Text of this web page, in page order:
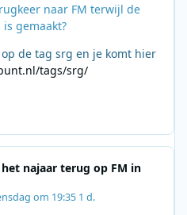
naar FM terwijl de
gemaakt?
de tag srg en je komt hier
tags/srg/
het najaar terug op FM in
om 19:35 1 d.